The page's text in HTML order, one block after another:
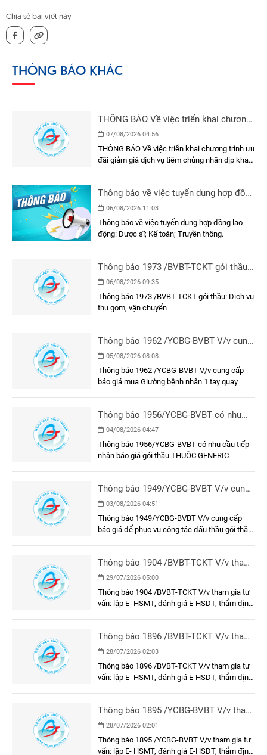
Chia sẻ bài viết này
THÔNG BÁO KHÁC
THÔNG BÁO Về việc triển khai chương
trình ưu đãi giảm giá dịch vụ tiêm
chủng nhân dịp khai trương Phòng Tiêm
chủng - Bệnh viện Đa khoa Bình Thuận
07/08/2026 04:56
THÔNG BÁO Về việc triển khai chương trình ưu
đãi giảm giá dịch vụ tiêm chủng nhân dịp khai
Thông báo về việc tuyển dụng hợp đồng
lao động
06/08/2026 11:03
Thông báo về việc tuyển dụng hợp đồng lao
động: Dược sĩ; Kế toán; Truyền thông.
Thông báo 1973 /BVBT-TCKT gói thầu:
Dịch vụ thu gom, vận chuyển
06/08/2026 09:35
Thông báo 1973 /BVBT-TCKT gói thầu: Dịch vụ
thu gom, vận chuyển
Thông báo 1962 /YCBG-BVBT V/v cung
cấp báo giá mua Giường bệnh nhân 1
tay quay
05/08/2026 08:08
Thông báo 1962 /YCBG-BVBT V/v cung cấp
báo giá mua Giường bệnh nhân 1 tay quay
Thông báo 1956/YCBG-BVBT có nhu
cầu tiếp nhận báo giá gói thầu THUÕC
GENERIC
04/08/2026 04:47
Thông báo 1956/YCBG-BVBT có nhu cầu tiếp
nhận báo giá gói thầu THUÕC GENERIC
Thông báo 1949/YCBG-BVBT V/v cung
cấp báo giá để phục vụ công tác đấu
thầu gói thầu: Làm vách ngăn phòng
tiêm chủng và khung, cửa khu vực tiêm
03/08/2026 04:51
Thông báo 1949/YCBG-BVBT V/v cung cấp
báo giá để phục vụ công tác đấu thầu gói thầu:
Bình Thuận
Thông báo 1904 /BVBT-TCKT V/v tham
gia tư vấn: lập E- HSMT, đánh giá E-
HSDT, thẩm định E-HSMT và kết quả
lựa chọn nhà thầu gói thầu: Trang phục
29/07/2026 05:00
Thông báo 1904 /BVBT-TCKT V/v tham gia tư
vấn: lập E- HSMT, đánh giá E-HSDT, thẩm định
Thông báo 1896 /BVBT-TCKT V/v tham
gia tư vấn: lập E- HSMT, đánh giá E-
HSDT, thẩm định E-HSMT và kết quả
lựa chọn nhà thầu gói thầu: Vận hành
28/07/2026 02:03
Thông báo 1896 /BVBT-TCKT V/v tham gia tư
vấn: lập E- HSMT, đánh giá E-HSDT, thẩm định
môi trường
Thông báo 1895 /YCBG-BVBT V/v tham
gia tư vấn: lập E- HSMT, đánh giá E-
HSDT, thẩm định E-HSMT và kết quả
lựa chọn nhà thầu gói thầu: Dụng cụ, y
28/07/2026 02:01
Thông báo 1895 /YCBG-BVBT V/v tham gia tư
vấn: lập E- HSMT, đánh giá E-HSDT, thẩm định